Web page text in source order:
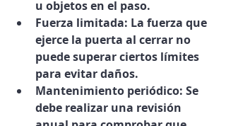
u objetos en el paso.
Fuerza limitada: La fuerza que
ejerce la puerta al cerrar no
puede superar ciertos límites
para evitar daños.
Mantenimiento periódico: Se
debe realizar una revisión